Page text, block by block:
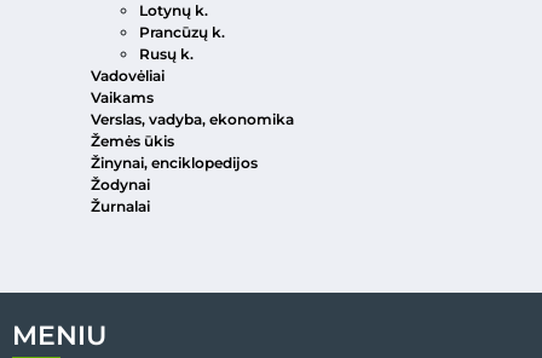
Lotynų k.
Prancūzų k.
Rusų k.
Vadovėliai
Vaikams
Verslas, vadyba, ekonomika
Žemės ūkis
Žinynai, enciklopedijos
Žodynai
Žurnalai
MENIU